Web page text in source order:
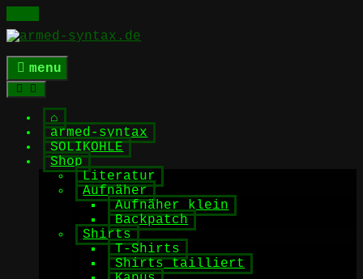
Skip
to
content
menu
⌂
armed-syntax
SOLIKOHLE
Shop
Literatur
Aufnäher
Aufnäher klein
Backpatch
Shirts
T-Shirts
Shirts tailliert